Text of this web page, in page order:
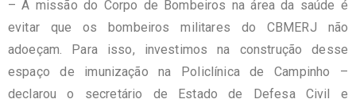
– A missão do Corpo de Bombeiros na área da saúde é
evitar que os bombeiros militares do CBMERJ não
adoeçam. Para isso, investimos na construção desse
espaço de imunização na Policlínica de Campinho –
declarou o secretário de Estado de Defesa Civil e